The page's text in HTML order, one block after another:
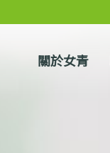
關於女青